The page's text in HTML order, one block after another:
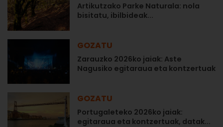
Artikutzako Parke Naturala: nola
bisitatu, ibilbideak...
GOZATU
Zarauzko 2026ko jaiak: Aste
Nagusiko egitaraua eta kontzertuak
GOZATU
Portugaleteko 2026ko jaiak:
egitaraua eta kontzertuak, datak...